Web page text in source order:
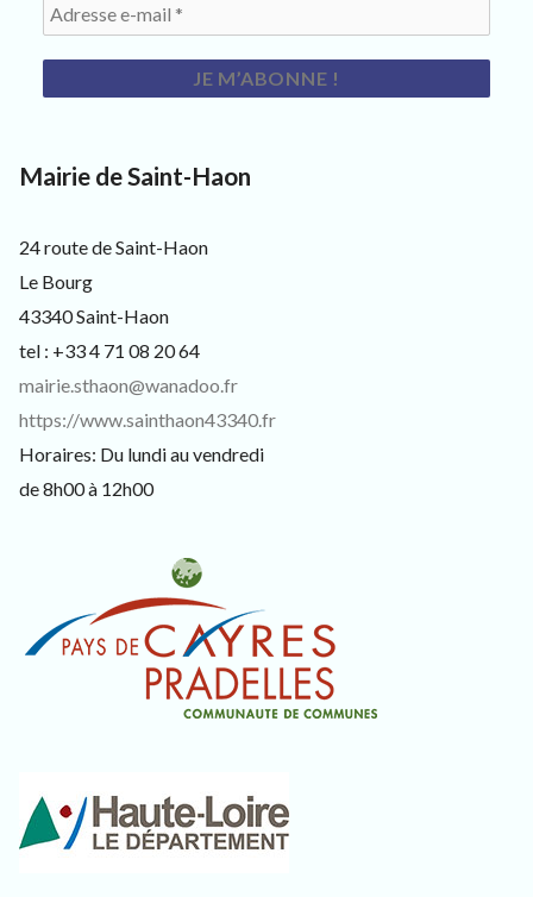
Mairie de Saint-Haon
24 route de Saint-Haon
Le Bourg
43340 Saint-Haon
tel : +33 4 71 08 20 64
mairie.sthaon@wanadoo.fr
https://www.sainthaon43340.fr
Horaires: Du lundi au vendredi
de 8h00 à 12h00